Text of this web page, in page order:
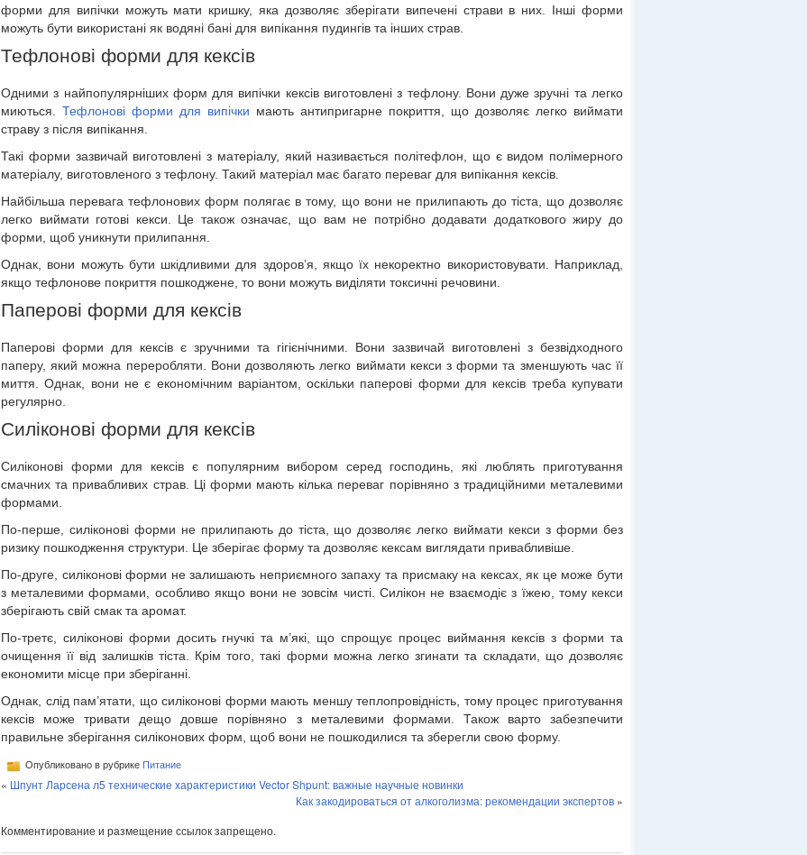
форми для випічки можуть мати кришку, яка дозволяє зберігати випечені страви в них. Інші форми
можуть бути використані як водяні бані для випікання пудингів та інших страв.
Тефлонові форми для кексів
Одними з найпопулярніших форм для випічки кексів виготовлені з тефлону. Вони дуже зручні та легко
миються. Тефлонові форми для випічки мають антипригарне покриття, що дозволяє легко виймати
страву з після випікання.
Такі форми зазвичай виготовлені з матеріалу, який називається політефлон, що є видом полімерного
матеріалу, виготовленого з тефлону. Такий матеріал має багато переваг для випікання кексів.
Найбільша перевага тефлонових форм полягає в тому, що вони не прилипають до тіста, що дозволяє
легко виймати готові кекси. Це також означає, що вам не потрібно додавати додаткового жиру до
форми, щоб уникнути прилипання.
Однак, вони можуть бути шкідливими для здоров’я, якщо їх некоректно використовувати. Наприклад,
якщо тефлонове покриття пошкоджене, то вони можуть виділяти токсичні речовини.
Паперові форми для кексів
Паперові форми для кексів є зручними та гігієнічними. Вони зазвичай виготовлені з безвідходного
паперу, який можна переробляти. Вони дозволяють легко виймати кекси з форми та зменшують час її
миття. Однак, вони не є економічним варіантом, оскільки паперові форми для кексів треба купувати
регулярно.
Силіконові форми для кексів
Силіконові форми для кексів є популярним вибором серед господинь, які люблять приготування
смачних та привабливих страв. Ці форми мають кілька переваг порівняно з традиційними металевими
формами.
По-перше, силіконові форми не прилипають до тіста, що дозволяє легко виймати кекси з форми без
ризику пошкодження структури. Це зберігає форму та дозволяє кексам виглядати привабливіше.
По-друге, силіконові форми не залишають неприємного запаху та присмаку на кексах, як це може бути
з металевими формами, особливо якщо вони не зовсім чисті. Силікон не взаємодіє з їжею, тому кекси
зберігають свій смак та аромат.
По-третє, силіконові форми досить гнучкі та м’які, що спрощує процес виймання кексів з форми та
очищення її від залишків тіста. Крім того, такі форми можна легко згинати та складати, що дозволяє
економити місце при зберіганні.
Однак, слід пам’ятати, що силіконові форми мають меншу теплопровідність, тому процес приготування
кексів може тривати дещо довше порівняно з металевими формами. Також варто забезпечити
правильне зберігання силіконових форм, щоб вони не пошкодилися та зберегли свою форму.
Опубликовано в рубрике Питание
« Шпунт Ларсена л5 технические характеристики Vector Shpunt: важные научные новинки
Как закодироваться от алкоголизма: рекомендации экспертов »
Комментирование и размещение ссылок запрещено.